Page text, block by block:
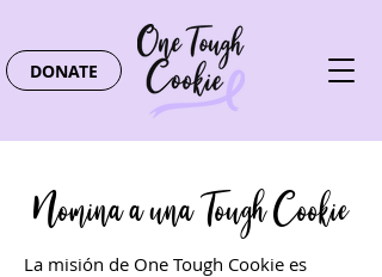
DONATE
Nomina a una Tough Cookie
La misión de One Tough Cookie es